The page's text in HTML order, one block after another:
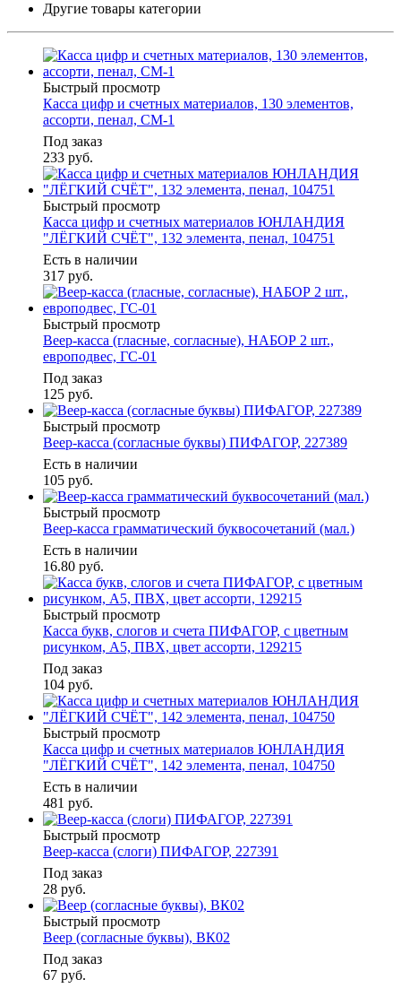
Другие товары категории
Быстрый просмотр
Касса цифр и счетных материалов, 130 элементов,
ассорти, пенал, СМ-1
Под заказ
233 руб.
Быстрый просмотр
Касса цифр и счетных материалов ЮНЛАНДИЯ
"ЛЁГКИЙ СЧЁТ", 132 элемента, пенал, 104751
Есть в наличии
317 руб.
Быстрый просмотр
Веер-касса (гласные, согласные), НАБОР 2 шт.,
европодвес, ГС-01
Под заказ
125 руб.
Быстрый просмотр
Веер-касса (согласные буквы) ПИФАГОР, 227389
Есть в наличии
105 руб.
Быстрый просмотр
Веер-касса грамматический буквосочетаний (мал.)
Есть в наличии
16.80 руб.
Быстрый просмотр
Касса букв, слогов и счета ПИФАГОР, с цветным
рисунком, А5, ПВХ, цвет ассорти, 129215
Под заказ
104 руб.
Быстрый просмотр
Касса цифр и счетных материалов ЮНЛАНДИЯ
"ЛЁГКИЙ СЧЁТ", 142 элемента, пенал, 104750
Есть в наличии
481 руб.
Быстрый просмотр
Веер-касса (слоги) ПИФАГОР, 227391
Под заказ
28 руб.
Быстрый просмотр
Веер (согласные буквы), ВК02
Под заказ
67 руб.